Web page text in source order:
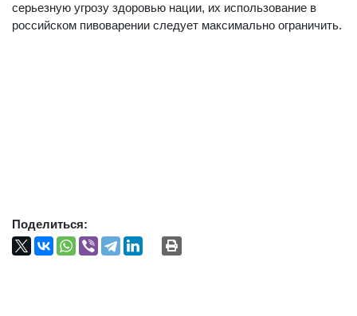
серьезную угрозу здоровью нации, их использование в
российском пивоварении следует максимально ограничить.
Поделиться: